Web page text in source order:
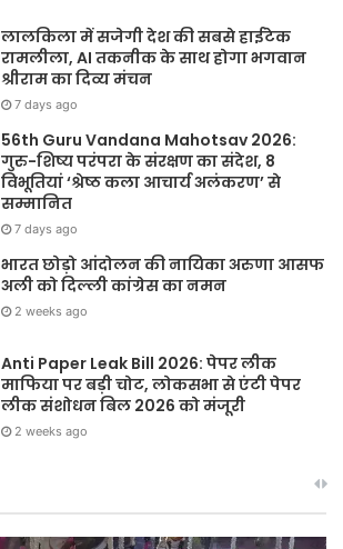
लालकिला में सजेगी देश की सबसे हाईटेक
रामलीला, AI तकनीक के साथ होगा भगवान
श्रीराम का दिव्य मंचन
7 days ago
56th Guru Vandana Mahotsav 2026:
गुरु-शिष्य परंपरा के संरक्षण का संदेश, 8
विभूतियां ‘श्रेष्ठ कला आचार्य अलंकरण’ से
सम्मानित
7 days ago
भारत छोड़ो आंदोलन की नायिका अरुणा आसफ
अली को दिल्ली कांग्रेस का नमन
2 weeks ago
Anti Paper Leak Bill 2026: पेपर लीक
माफिया पर बड़ी चोट, लोकसभा से एंटी पेपर
लीक संशोधन बिल 2026 को मंजूरी
2 weeks ago